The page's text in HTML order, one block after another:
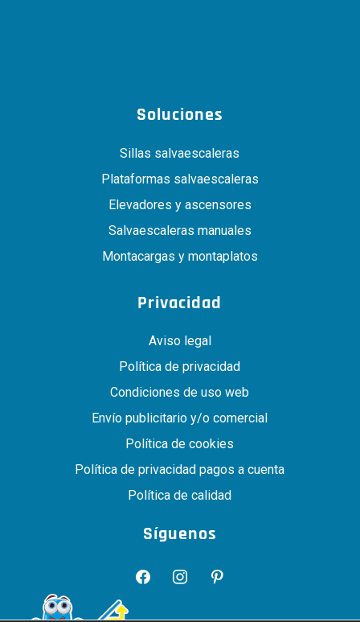
Soluciones
Sillas salvaescaleras
Plataformas salvaescaleras
Elevadores y ascensores
Salvaescaleras manuales
Montacargas y montaplatos
Privacidad
Aviso legal
Política de privacidad
Condiciones de uso web
Envío publicitario y/o comercial
Política de cookies
Política de privacidad pagos a cuenta
Política de calidad
Síguenos
facebookinstagrampinterest